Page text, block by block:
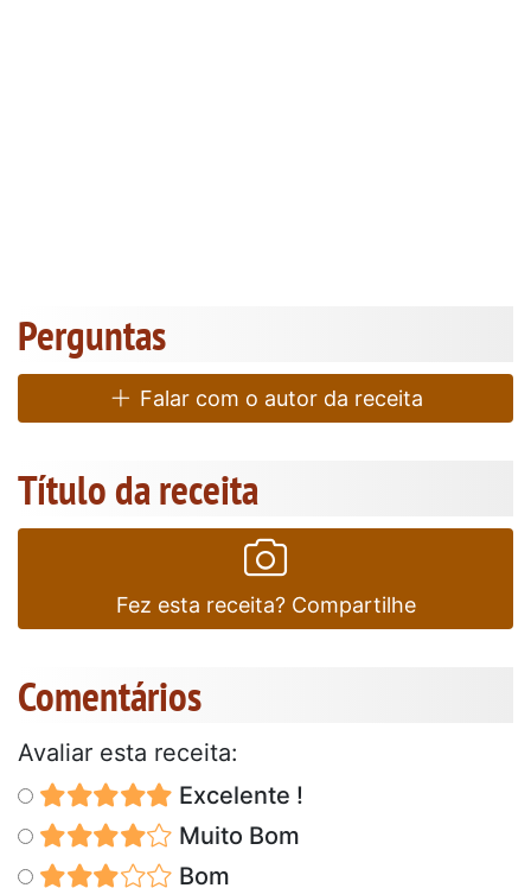
Perguntas
Falar com o autor da receita
Título da receita
Fez esta receita? Compartilhe
Comentários
Avaliar esta receita:
Excelente !
Muito Bom
Bom